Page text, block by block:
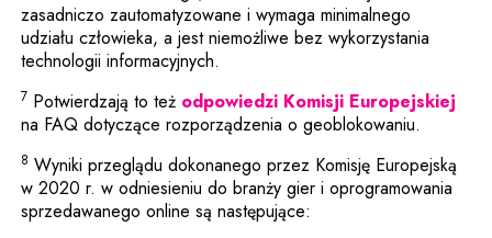
zasadniczo zautomatyzowane i wymaga minimalnego
udziału człowieka, a jest niemożliwe bez wykorzystania
technologii informacyjnych.
7 Potwierdzają to też odpowiedzi Komisji Europejskiej
na FAQ dotyczące rozporządzenia o geoblokowaniu.
8 Wyniki przeglądu dokonanego przez Komisję Europejską
w 2020 r. w odniesieniu do branży gier i oprogramowania
sprzedawanego online są następujące: